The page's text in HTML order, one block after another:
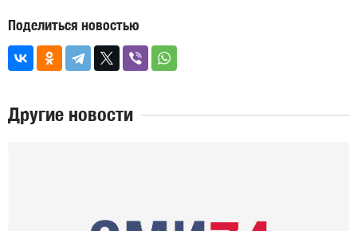
Поделиться новостью
Другие новости